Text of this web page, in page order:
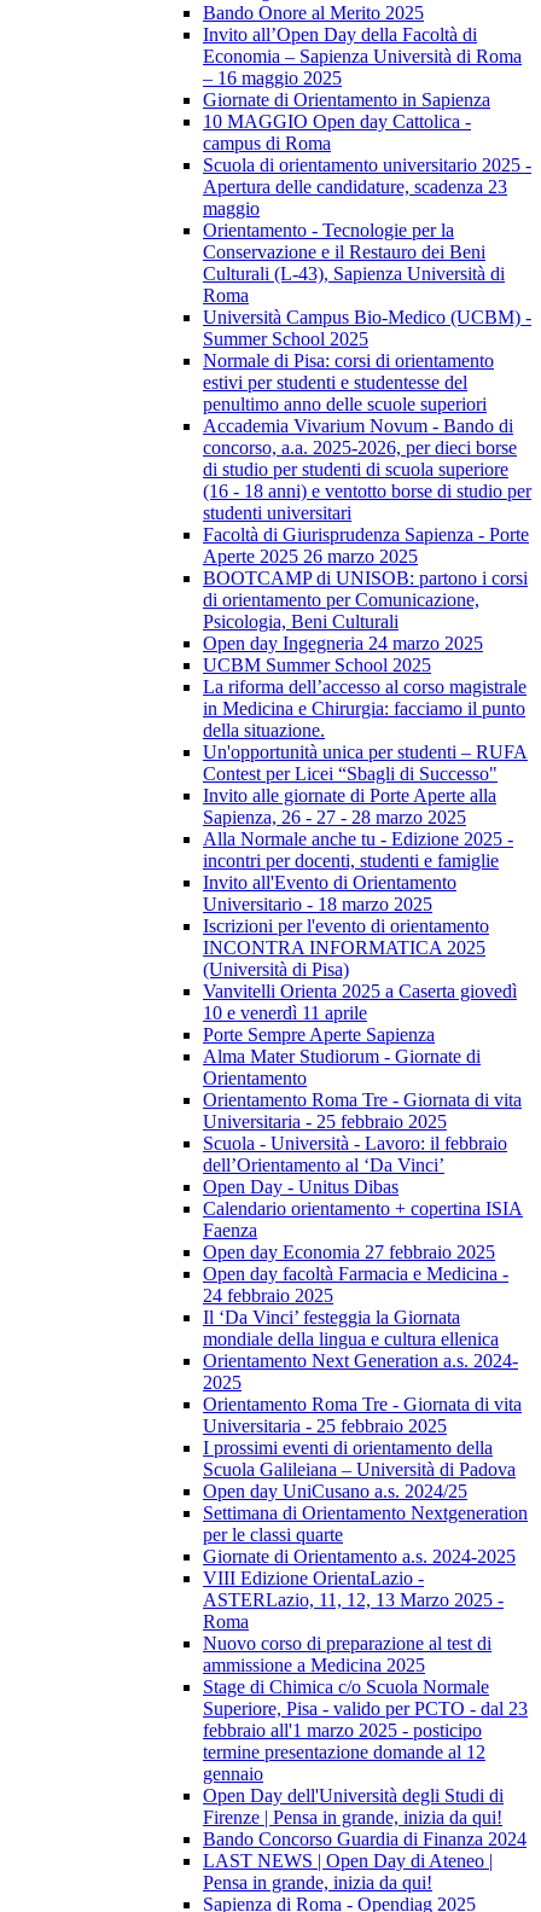
Bando Onore al Merito 2025
Invito all’Open Day della Facoltà di
Economia – Sapienza Università di Roma
– 16 maggio 2025
Giornate di Orientamento in Sapienza
10 MAGGIO Open day Cattolica -
campus di Roma
Scuola di orientamento universitario 2025 -
Apertura delle candidature, scadenza 23
maggio
Orientamento - Tecnologie per la
Conservazione e il Restauro dei Beni
Culturali (L-43), Sapienza Università di
Roma
Università Campus Bio-Medico (UCBM) -
Summer School 2025
Normale di Pisa: corsi di orientamento
estivi per studenti e studentesse del
penultimo anno delle scuole superiori
Accademia Vivarium Novum - Bando di
concorso, a.a. 2025-2026, per dieci borse
di studio per studenti di scuola superiore
(16 - 18 anni) e ventotto borse di studio per
studenti universitari
Facoltà di Giurisprudenza Sapienza - Porte
Aperte 2025 26 marzo 2025
BOOTCAMP di UNISOB: partono i corsi
di orientamento per Comunicazione,
Psicologia, Beni Culturali
Open day Ingegneria 24 marzo 2025
UCBM Summer School 2025
La riforma dell’accesso al corso magistrale
in Medicina e Chirurgia: facciamo il punto
della situazione.
Un'opportunità unica per studenti – RUFA
Contest per Licei “Sbagli di Successo"
Invito alle giornate di Porte Aperte alla
Sapienza, 26 - 27 - 28 marzo 2025
Alla Normale anche tu - Edizione 2025 -
incontri per docenti, studenti e famiglie
Invito all'Evento di Orientamento
Universitario - 18 marzo 2025
Iscrizioni per l'evento di orientamento
INCONTRA INFORMATICA 2025
(Università di Pisa)
Vanvitelli Orienta 2025 a Caserta giovedì
10 e venerdì 11 aprile
Porte Sempre Aperte Sapienza
Alma Mater Studiorum - Giornate di
Orientamento
Orientamento Roma Tre - Giornata di vita
Universitaria - 25 febbraio 2025
Scuola - Università - Lavoro: il febbraio
dell’Orientamento al ‘Da Vinci’
Open Day - Unitus Dibas
Calendario orientamento + copertina ISIA
Faenza
Open day Economia 27 febbraio 2025
Open day facoltà Farmacia e Medicina -
24 febbraio 2025
Il ‘Da Vinci’ festeggia la Giornata
mondiale della lingua e cultura ellenica
Orientamento Next Generation a.s. 2024-
2025
Orientamento Roma Tre - Giornata di vita
Universitaria - 25 febbraio 2025
I prossimi eventi di orientamento della
Scuola Galileiana – Università di Padova
Open day UniCusano a.s. 2024/25
Settimana di Orientamento Nextgeneration
per le classi quarte
Giornate di Orientamento a.s. 2024-2025
VIII Edizione OrientaLazio -
ASTERLazio, 11, 12, 13 Marzo 2025 -
Roma
Nuovo corso di preparazione al test di
ammissione a Medicina 2025
Stage di Chimica c/o Scuola Normale
Superiore, Pisa - valido per PCTO - dal 23
febbraio all'1 marzo 2025 - posticipo
termine presentazione domande al 12
gennaio
Open Day dell'Università degli Studi di
Firenze | Pensa in grande, inizia da qui!
Bando Concorso Guardia di Finanza 2024
LAST NEWS | Open Day di Ateneo |
Pensa in grande, inizia da qui!
Sapienza di Roma - Opendiag 2025